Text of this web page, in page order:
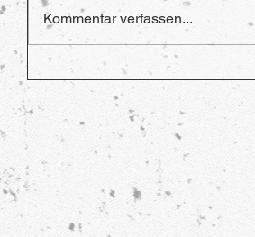
Kommentar verfassen...